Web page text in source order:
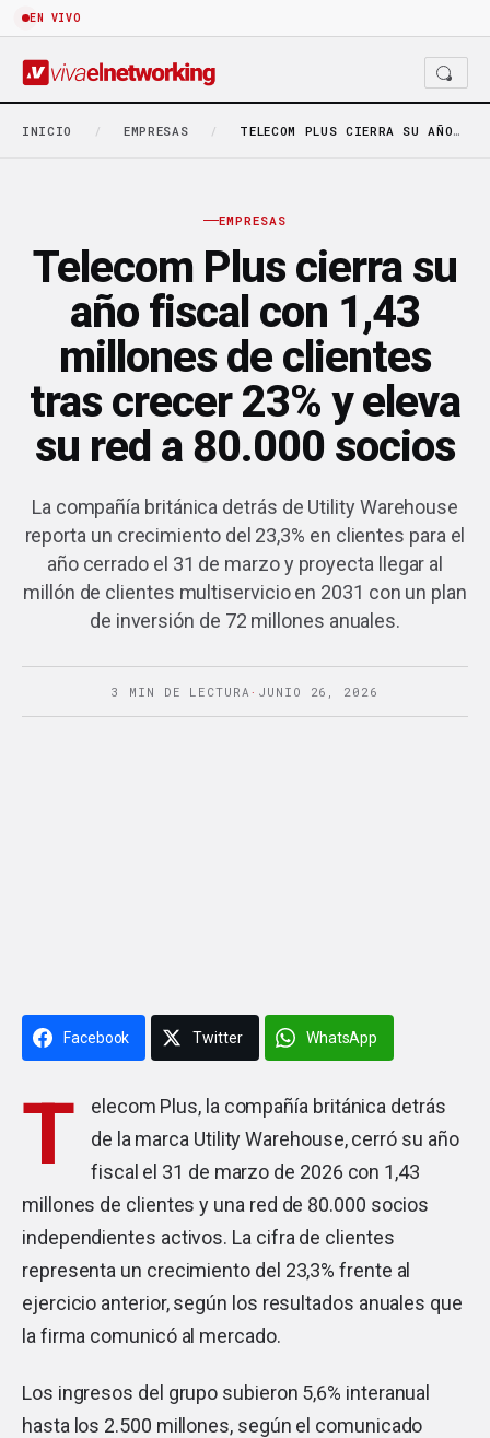
EN VIVO
INICIO / EMPRESAS / TELECOM PLUS CIERRA SU AÑO FISCAL CON 1,43…
EMPRESAS
Telecom Plus cierra su
año fiscal con 1,43
millones de clientes
tras crecer 23% y eleva
su red a 80.000 socios
La compañía británica detrás de Utility Warehouse
reporta un crecimiento del 23,3% en clientes para el
año cerrado el 31 de marzo y proyecta llegar al
millón de clientes multiservicio en 2031 con un plan
de inversión de 72 millones anuales.
3 MIN DE LECTURA · JUNIO 26, 2026
Facebook Twitter WhatsApp
T
elecom Plus, la compañía británica detrás
de la marca Utility Warehouse, cerró su año
fiscal el 31 de marzo de 2026 con 1,43
millones de clientes y una red de 80.000 socios
independientes activos. La cifra de clientes
representa un crecimiento del 23,3% frente al
ejercicio anterior, según los resultados anuales que
la firma comunicó al mercado.
Los ingresos del grupo subieron 5,6% interanual
hasta los 2.500 millones, según el comunicado